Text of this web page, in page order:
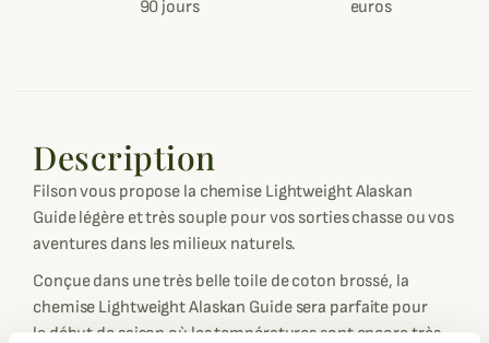
90 jours
euros
Description
Filson vous propose la chemise Lightweight Alaskan
Guide légère et très souple pour vos sorties chasse ou vos
aventures dans les milieux naturels.
Conçue dans une très belle toile de coton brossé, la
chemise Lightweight Alaskan Guide sera parfaite pour
le début de saison où les températures sont encore très